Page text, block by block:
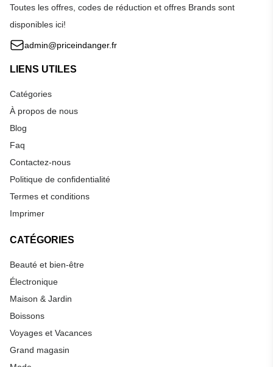
Toutes les offres, codes de réduction et offres Brands sont
disponibles ici!
admin@priceindanger.fr
LIENS UTILES
Catégories
À propos de nous
Blog
Faq
Contactez-nous
Politique de confidentialité
Termes et conditions
Imprimer
CATÉGORIES
Beauté et bien-être
Électronique
Maison & Jardin
Boissons
Voyages et Vacances
Grand magasin